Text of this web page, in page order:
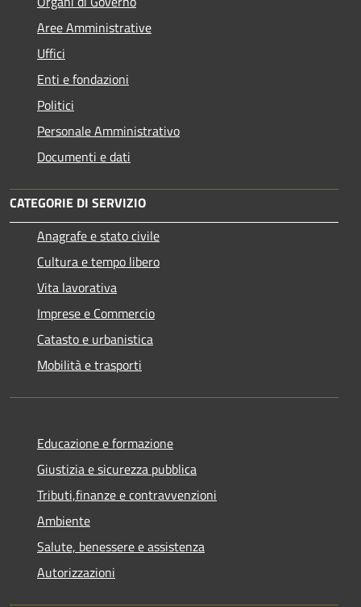
Aree Amministrative
Uffici
Enti e fondazioni
Politici
Personale Amministrativo
Documenti e dati
CATEGORIE DI SERVIZIO
Anagrafe e stato civile
Cultura e tempo libero
Vita lavorativa
Imprese e Commercio
Catasto e urbanistica
Mobilità e trasporti
Educazione e formazione
Giustizia e sicurezza pubblica
Tributi,finanze e contravvenzioni
Ambiente
Salute, benessere e assistenza
Autorizzazioni